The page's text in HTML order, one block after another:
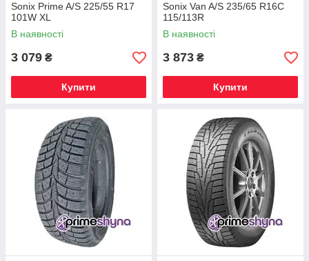
Sonix Prime A/S 225/55 R17
101W XL
В наявності
3 079 ₴
Купити
Sonix Van A/S 235/65 R16C
115/113R
В наявності
3 873 ₴
Купити